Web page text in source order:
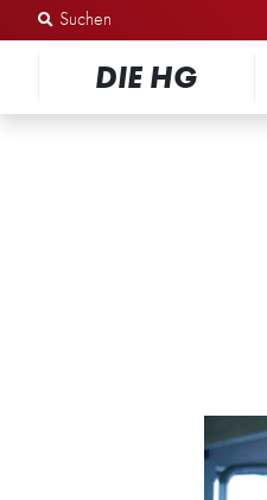
Zum Inhalt springen
DIE HG